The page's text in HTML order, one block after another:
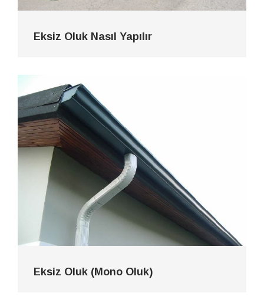
Eksiz Oluk Nasıl Yapılır
Eksiz Oluk (Mono Oluk)